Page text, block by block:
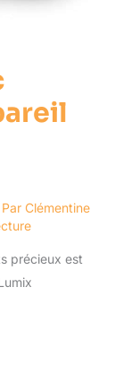
Clémentine
précieux est